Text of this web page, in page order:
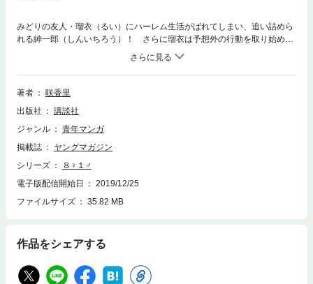
みどりの友人・瑠衣（るい）にハーレム生活がばれてしまい、追い詰めら
れる紳一郎（しんいちろう）！ さらに瑠衣は予想外の行動を取り始め
る！ また、みどりのもう1人の友人・冬（ふゆ）は、紳一郎の友人・進
藤（しんどう）とタクミにとんでもないことを……!? 手錠をかけられて
責められたい人、百合プレイを堪能したい人、清楚ビッチに翻弄されたい
人などなどにオススメ！ そしてついに、挿入解禁!? 今、もっとも気楽
著者
咲香里
出版社
講談社
ジャンル
青年マンガ
掲載誌
ヤングマガジン
シリーズ
８♀１♂
電子版配信開始日
2019/12/25
ファイルサイズ
35.82 MB
作品をシェアする